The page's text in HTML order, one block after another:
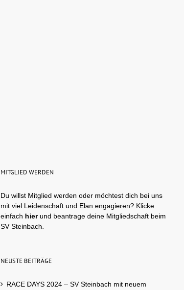
MITGLIED WERDEN
Du willst Mitglied werden oder möchtest dich bei uns
mit viel Leidenschaft und Elan engagieren? Klicke
einfach hierund beantrage deine Mitgliedschaft beim
SV Steinbach.
NEUSTE BEITRÄGE
RACE DAYS 2024 – SV Steinbach mit neuem